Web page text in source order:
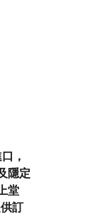
，
隱定
堂
訂